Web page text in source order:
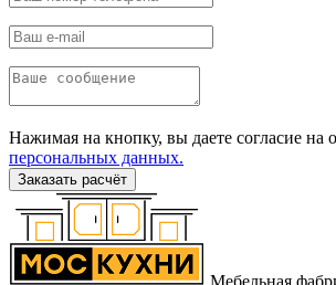
Нажимая на кнопку, вы даете согласие на
персональных данных.
Заказать расчёт